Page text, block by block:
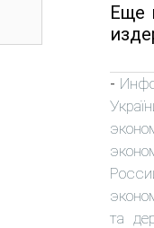
Еще
-
та